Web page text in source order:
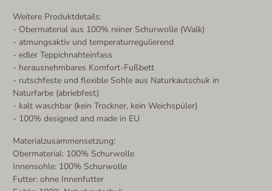
Weitere Produktdetails:
- Obermaterial aus 100% reiner Schurwolle (Walk)
- atmungsaktiv und temperaturregulierend
- edler Teppichnahteinfass
- herausnehmbares Komfort-Fußbett
- rutschfeste und flexible Sohle aus Naturkautschuk in
Naturfarbe (abriebfest)
- kalt waschbar (kein Trockner, kein Weichspüler)
- 100% designed and made in EU
Materialzusammensetzung:
Obermaterial: 100% Schurwolle
Innensohle: 100% Schurwolle
Futter: ohne Innenfutter